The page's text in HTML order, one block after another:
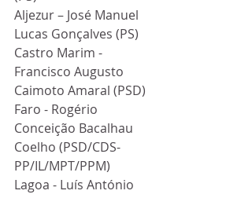
Aljezur – José Manuel
Lucas Gonçalves (PS)
Castro Marim -
Francisco Augusto
Caimoto Amaral (PSD)
Faro - Rogério
Conceição Bacalhau
Coelho (PSD/CDS-
PP/IL/MPT/PPM)
Lagoa - Luís António